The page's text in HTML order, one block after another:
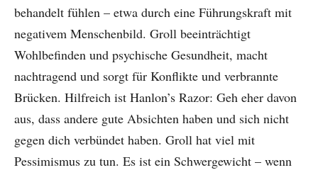
behandelt fühlen – etwa durch eine Führungskraft mit
negativem Menschenbild. Groll beeinträchtigt
Wohlbefinden und psychische Gesundheit, macht
nachtragend und sorgt für Konflikte und verbrannte
Brücken. Hilfreich ist Hanlon’s Razor: Geh eher davon
aus, dass andere gute Absichten haben und sich nicht
gegen dich verbündet haben. Groll hat viel mit
Pessimismus zu tun. Es ist ein Schwergewicht – wenn